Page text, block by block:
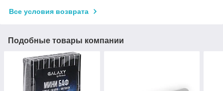
Все условия возврата
Подобные товары компании